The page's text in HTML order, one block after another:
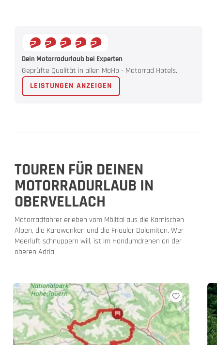
Dein Motorradurlaub bei Experten
Geprüfte Qualität in allen MoHo - Motorrad Hotels.
LEISTUNGEN ANZEIGEN
TOUREN FÜR DEINEN
MOTORRADURLAUB IN
OBERVELLACH
Motorradfahrer erleben vom Mölltal aus die Karnischen
Alpen, die Karawanken und die Friauler Dolomiten. Wer
Meerluft schnuppern will, ist im Handumdrehen an der
oberen Adria.